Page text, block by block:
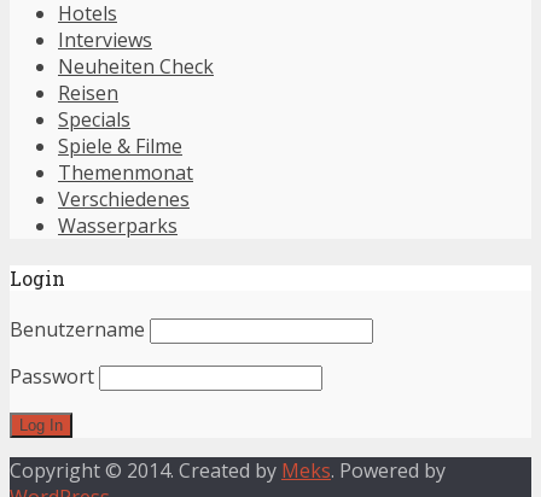
Hotels
Interviews
Neuheiten Check
Reisen
Specials
Spiele & Filme
Themenmonat
Verschiedenes
Wasserparks
Login
Benutzername
Passwort
Copyright © 2014. Created by Meks. Powered by